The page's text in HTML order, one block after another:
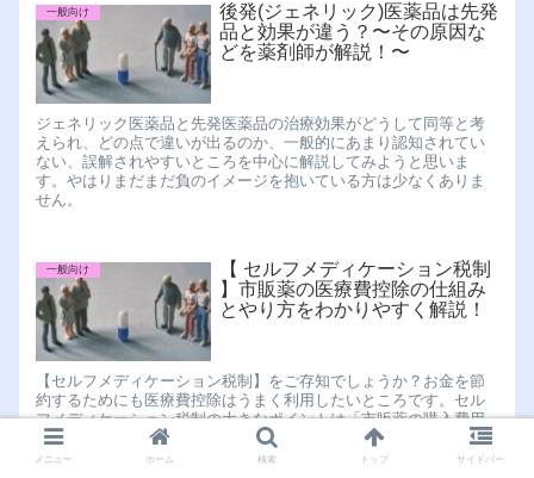
一般向け
後発(ジェネリック)医薬品は先発
品と効果が違う？〜その原因な
どを薬剤師が解説！〜
ジェネリック医薬品と先発医薬品の治療効果がどうして同等と考
えられ、どの点で違いが出るのか、一般的にあまり認知されてい
ない、誤解されやすいところを中心に解説してみようと思いま
す。やはりまだまだ負のイメージを抱いている方は少なくありま
せん。
一般向け
【 セルフメディケーション税制
】市販薬の医療費控除の仕組み
とやり方をわかりやすく解説！
【セルフメディケーション税制】をご存知でしょうか？お金を節
約するためにも医療費控除はうまく利用したいところです。セル
フメディケーション税制の大きなポイントは「市販薬の購入費用
について所得控除を受けることができる」という点です。
メニュー ホーム 検索 トップ サイドバー